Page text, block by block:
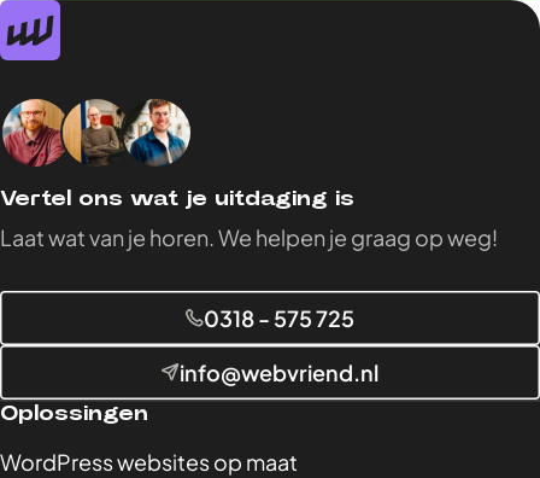
Vertel ons wat je uitdaging is
Laat wat van je horen. We helpen je graag op weg!
0318 - 575 725
info@webvriend.nl
Oplossingen
WordPress websites op maat